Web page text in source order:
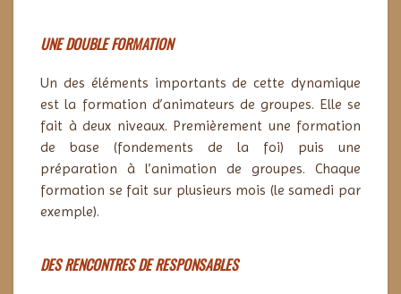
UNE DOUBLE FORMATION
Un des éléments importants de cette dynamique
est la formation d’animateurs de groupes. Elle se
fait à deux niveaux. Premièrement une formation
de base (fondements de la foi) puis une
préparation à l’animation de groupes. Chaque
formation se fait sur plusieurs mois (le samedi par
exemple).
DES RENCONTRES DE RESPONSABLES